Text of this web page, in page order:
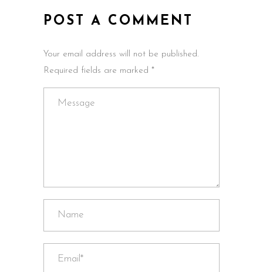
POST A COMMENT
Your email address will not be published.
Required fields are marked *